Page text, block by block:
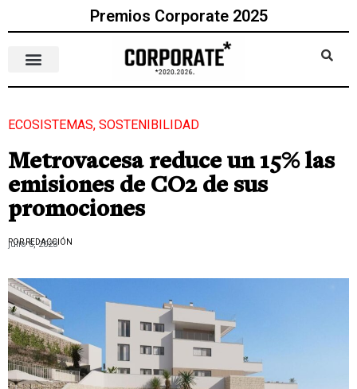
Premios Corporate 2025
ECOSISTEMAS, SOSTENIBILIDAD
Metrovacesa reduce un 15% las
emisiones de CO2 de sus
promociones
POR REDACCIÓN
julio 5, 2023